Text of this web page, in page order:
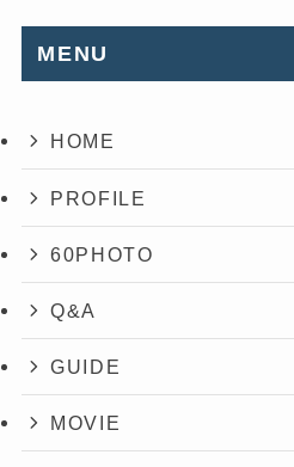
MENU
HOME
PROFILE
60PHOTO
Q&A
GUIDE
MOVIE